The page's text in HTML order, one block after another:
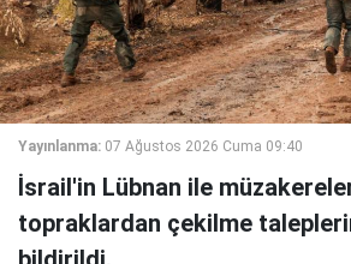
Yayınlanma: 07 Ağustos 2026 Cuma 09:40
İsrail'in Lübnan ile
topraklardan çekilme